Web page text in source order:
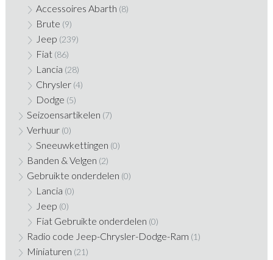
Accessoires Abarth (8)
Brute (9)
Jeep (239)
Fiat (86)
Lancia (28)
Chrysler (4)
Dodge (5)
Seizoensartikelen (7)
Verhuur (0)
Sneeuwkettingen (0)
Banden & Velgen (2)
Gebruikte onderdelen (0)
Lancia (0)
Jeep (0)
Fiat Gebruikte onderdelen (0)
Radio code Jeep-Chrysler-Dodge-Ram (1)
Miniaturen (21)